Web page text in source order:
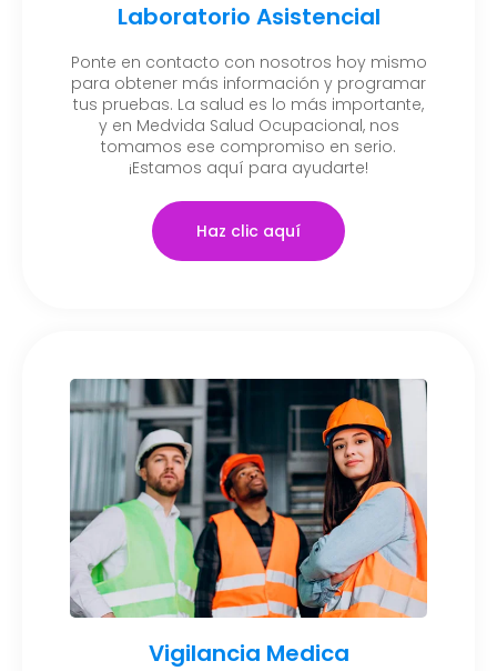
Laboratorio Asistencial
Ponte en contacto con nosotros hoy mismo
para obtener más información y programar
tus pruebas. La salud es lo más importante,
y en Medvida Salud Ocupacional, nos
tomamos ese compromiso en serio.
¡Estamos aquí para ayudarte!
Haz clic aquí
Vigilancia Medica